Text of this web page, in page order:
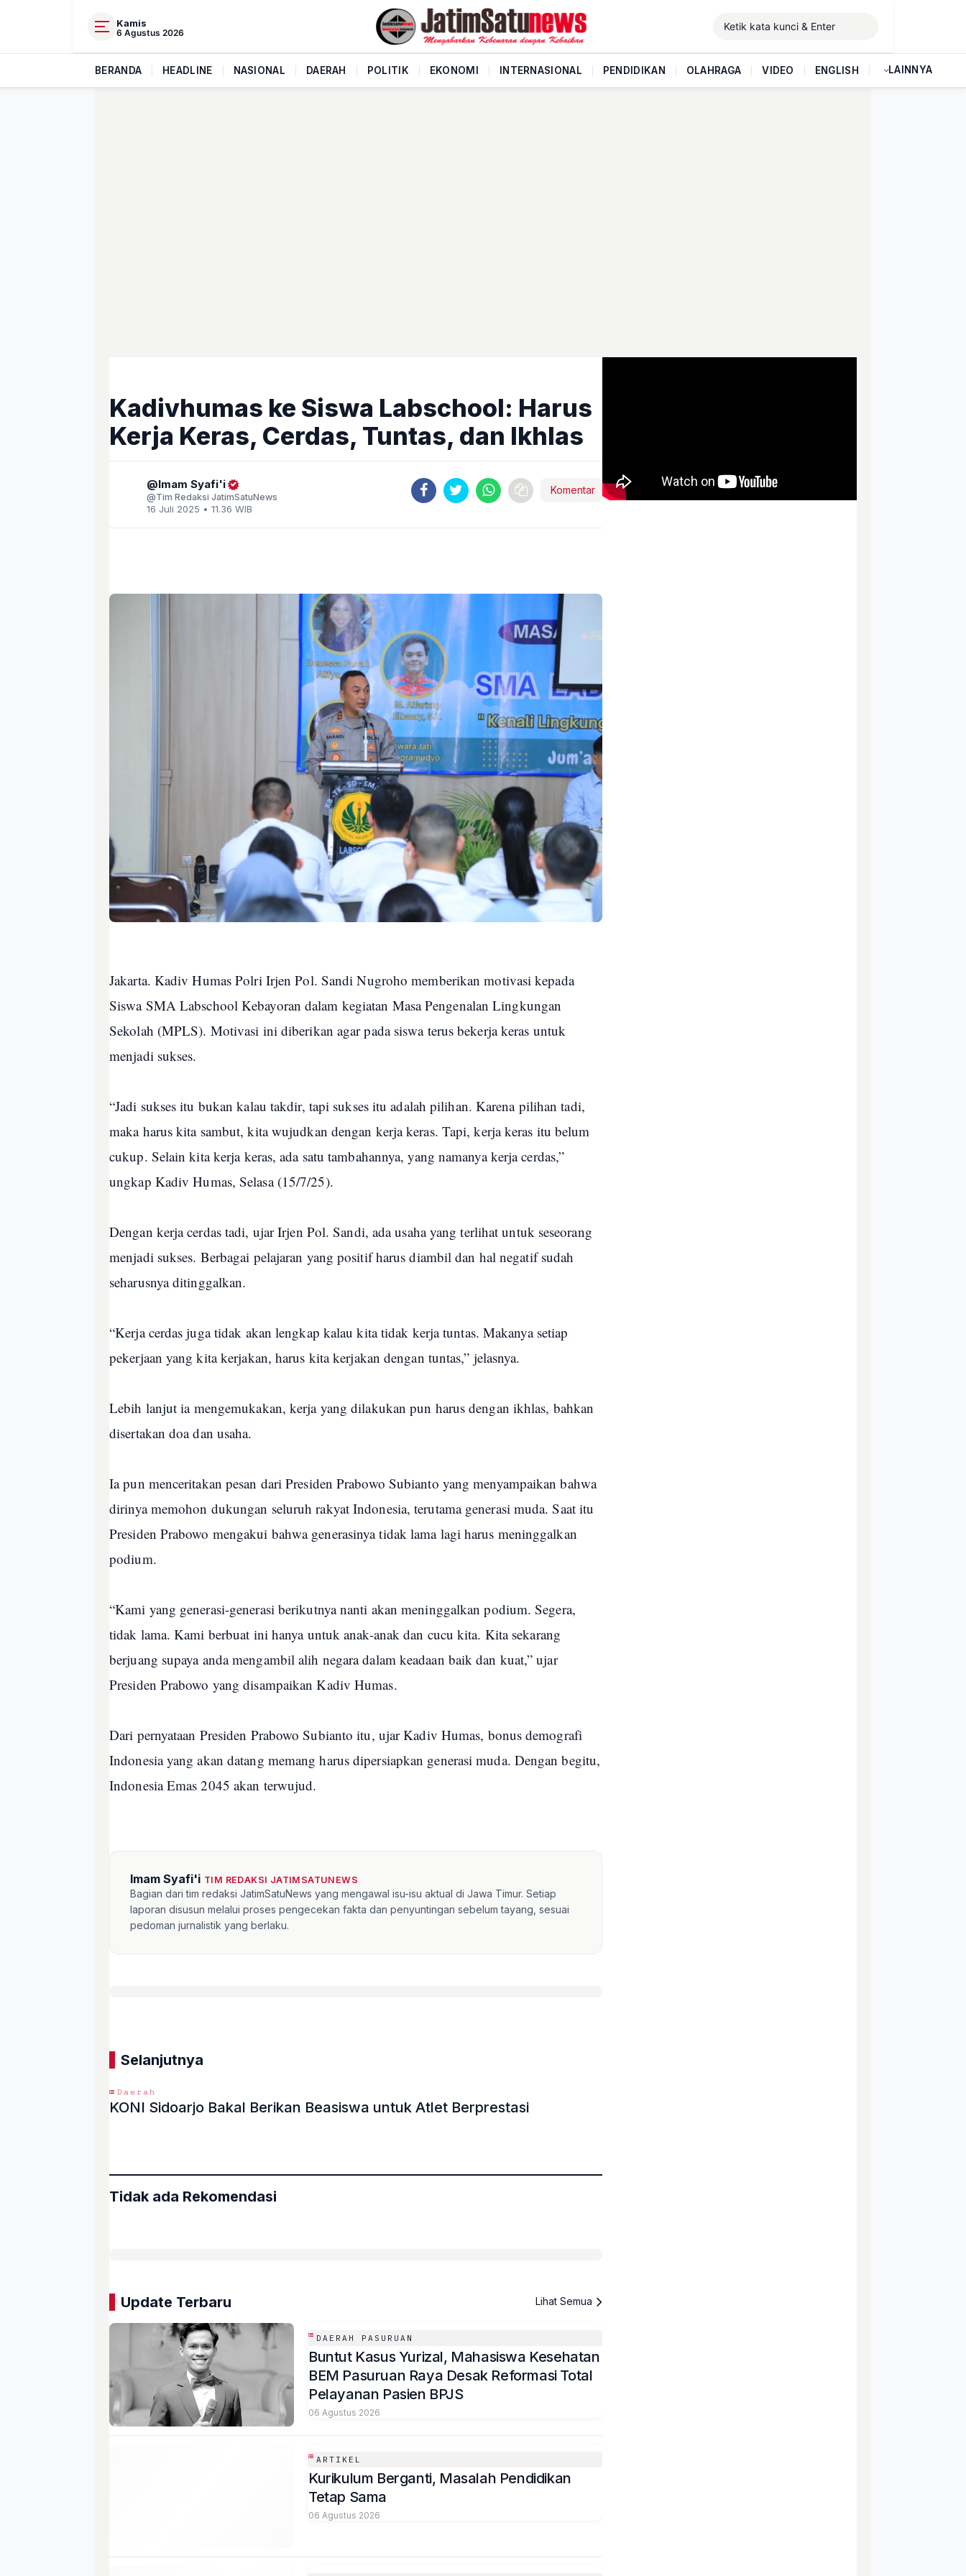
Kamis
6 Agustus 2026
BERANDA HEADLINE NASIONAL DAERAH POLITIK EKONOMI INTERNASIONAL PENDIDIKAN OLAHRAGA VIDEO ENGLISH LAINNYA
Kadivhumas ke Siswa Labschool: Harus
Kerja Keras, Cerdas, Tuntas, dan Ikhlas
Imam Syafi'i
Tim Redaksi JatimSatuNews
16 Juli 2025 • 11.36 WIB
Komentar
Jakarta. Kadiv Humas Polri Irjen Pol. Sandi Nugroho memberikan motivasi kepada
Siswa SMA Labschool Kebayoran dalam kegiatan Masa Pengenalan Lingkungan
Sekolah (MPLS). Motivasi ini diberikan agar pada siswa terus bekerja keras untuk
menjadi sukses.
“Jadi sukses itu bukan kalau takdir, tapi sukses itu adalah pilihan. Karena pilihan tadi,
maka harus kita sambut, kita wujudkan dengan kerja keras. Tapi, kerja keras itu belum
cukup. Selain kita kerja keras, ada satu tambahannya, yang namanya kerja cerdas,”
ungkap Kadiv Humas, Selasa (15/7/25).
Dengan kerja cerdas tadi, ujar Irjen Pol. Sandi, ada usaha yang terlihat untuk seseorang
menjadi sukses. Berbagai pelajaran yang positif harus diambil dan hal negatif sudah
seharusnya ditinggalkan.
“Kerja cerdas juga tidak akan lengkap kalau kita tidak kerja tuntas. Makanya setiap
pekerjaan yang kita kerjakan, harus kita kerjakan dengan tuntas,” jelasnya.
Lebih lanjut ia mengemukakan, kerja yang dilakukan pun harus dengan ikhlas, bahkan
disertakan doa dan usaha.
Ia pun menceritakan pesan dari Presiden Prabowo Subianto yang menyampaikan bahwa
dirinya memohon dukungan seluruh rakyat Indonesia, terutama generasi muda. Saat itu
Presiden Prabowo mengakui bahwa generasinya tidak lama lagi harus meninggalkan
podium.
“Kami yang generasi-generasi berikutnya nanti akan meninggalkan podium. Segera,
tidak lama. Kami berbuat ini hanya untuk anak-anak dan cucu kita. Kita sekarang
berjuang supaya anda mengambil alih negara dalam keadaan baik dan kuat,” ujar
Presiden Prabowo yang disampaikan Kadiv Humas.
Dari pernyataan Presiden Prabowo Subianto itu, ujar Kadiv Humas, bonus demografi
Indonesia yang akan datang memang harus dipersiapkan generasi muda. Dengan begitu,
Indonesia Emas 2045 akan terwujud.
Imam Syafi'i TIM REDAKSI JATIMSATUNEWS
Bagian dari tim redaksi JatimSatuNews yang mengawal isu-isu aktual di Jawa Timur. Setiap
laporan disusun melalui proses pengecekan fakta dan penyuntingan sebelum tayang, sesuai
pedoman jurnalistik yang berlaku.
Selanjutnya
𝙳𝚊𝚎𝚛𝚊𝚑
KONI Sidoarjo Bakal Berikan Beasiswa untuk Atlet Berprestasi
Tidak ada Rekomendasi
Update Terbaru Lihat Semua
DAERAH PASURUAN
Buntut Kasus Yurizal, Mahasiswa Kesehatan
BEM Pasuruan Raya Desak Reformasi Total
Pelayanan Pasien BPJS
06 Agustus 2026
ARTIKEL
Kurikulum Berganti, Masalah Pendidikan
Tetap Sama
06 Agustus 2026